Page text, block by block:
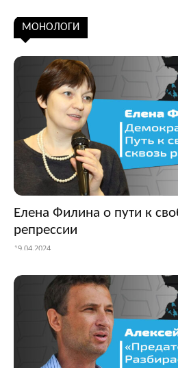
Подписаться
МОНОЛОГИ
Елена Филина о пути к
репрессии
19.04.2024